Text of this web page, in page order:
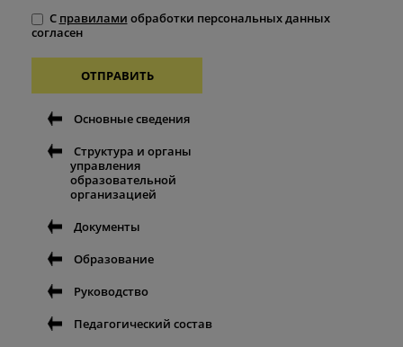
С правилами обработки персональных данных
согласен
ОТПРАВИТЬ
Основные сведения
Структура и органы
управления
образовательной
организацией
Документы
Образование
Руководство
Педагогический состав